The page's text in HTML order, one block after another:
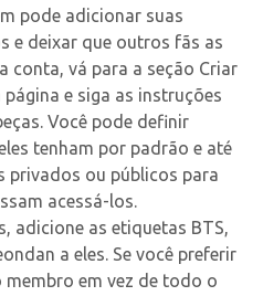
pode adicionar suas
e deixar que outros fãs as
conta, vá para a seção Criar
e siga as instruções
Você pode definir
tenham por padrão e até
ou públicos para
acessá-los.
adicione as etiquetas BTS,
a eles. Se você preferir
em vez de todo o